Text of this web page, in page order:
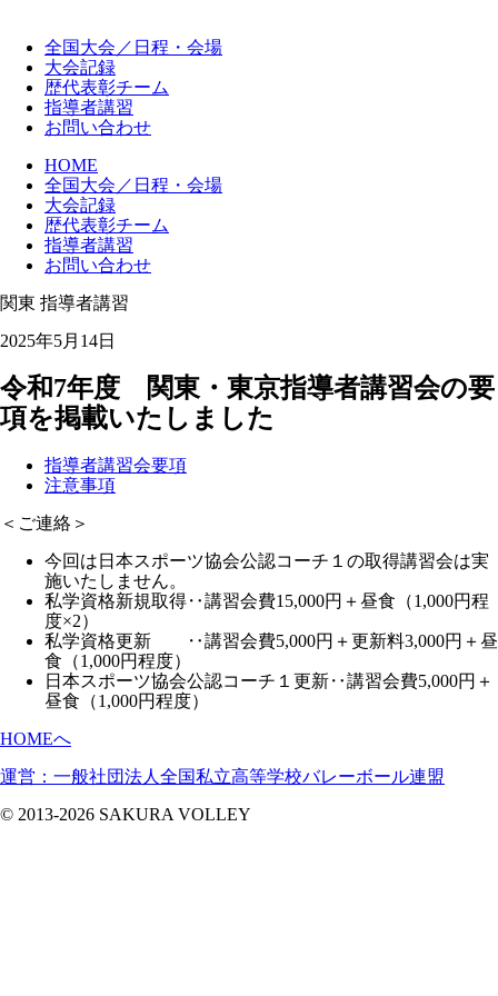
全国大会 ／日程・会場
大会記録
歴代表彰チーム
指導者講習
お問い合わせ
HOME
全国大会／日程・会場
大会記録
歴代表彰チーム
指導者講習
お問い合わせ
関東 指導者講習
2025年5月14日
令和7年度 関東・東京指導者講習会の要
項を掲載いたしました
指導者講習会要項
注意事項
＜ご連絡＞
今回は日本スポーツ協会公認コーチ１の取得講習会は実
施いたしません。
私学資格新規取得‥講習会費15,000円＋昼食（1,000円程
度×2）
私学資格更新 ‥講習会費5,000円＋更新料3,000円＋昼
食（1,000円程度）
日本スポーツ協会公認コーチ１更新‥講習会費5,000円＋
昼食（1,000円程度）
HOMEへ
運営：一般社団法人全国私立高等学校バレーボール連盟
© 2013-2026 SAKURA VOLLEY